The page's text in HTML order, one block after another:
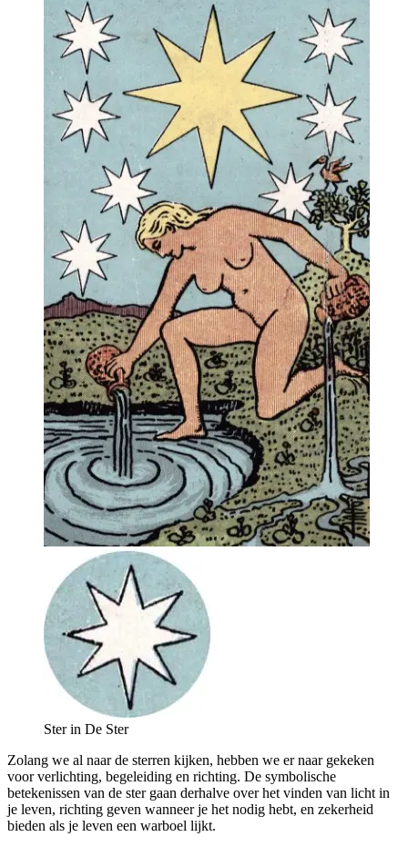
Ster in De Ster
Zolang we al naar de sterren kijken, hebben we er naar gekeken
voor verlichting, begeleiding en richting. De symbolische
betekenissen van de ster gaan derhalve over het vinden van licht in
je leven, richting geven wanneer je het nodig hebt, en zekerheid
bieden als je leven een warboel lijkt.